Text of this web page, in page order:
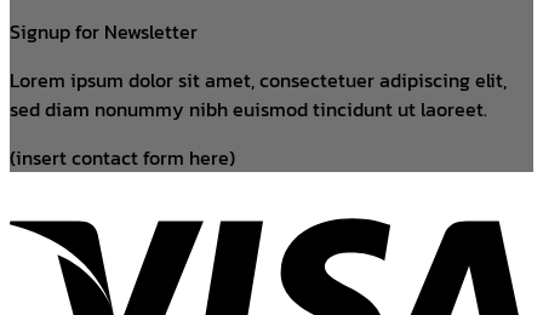
Signup for Newsletter
Lorem ipsum dolor sit amet, consectetuer adipiscing elit,
sed diam nonummy nibh euismod tincidunt ut laoreet.
(insert contact form here)